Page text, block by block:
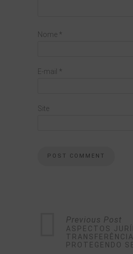
Nome *
E-mail *
Site
Previous Post
ASPECTOS
PROTEGENDO